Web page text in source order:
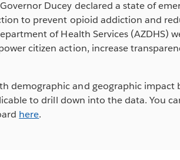
Ducey declared a state of
to prevent opioid addiction and
of Health Services (AZDHS)
citizen action, increase
demographic and geographic impact
to drill down into the data. You
here.